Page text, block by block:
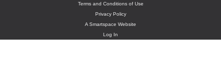
Terms and Conditions of Use
Privacy Policy
A Smartspace Website
Log In